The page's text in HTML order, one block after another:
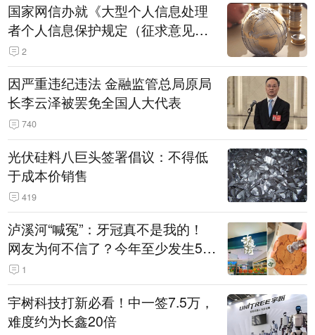
国家网信办就《大型个人信息处理
者个人信息保护规定（征求意见
稿）》公开征求意见
2
因严重违纪违法 金融监管总局原局
长李云泽被罢免全国人大代表
740
光伏硅料八巨头签署倡议：不得低
于成本价销售
419
泸溪河“喊冤”：牙冠真不是我的！
网友为何不信了？今年至少发生5
起“食品冤案”
1
宇树科技打新必看！中一签7.5万，
难度约为长鑫20倍